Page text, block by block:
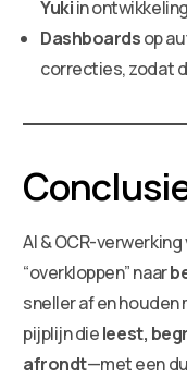
Yukiin
Dashboardsop
correcties, zodat
AI & OCR-
“overkloppen” naar
sneller af en
pijplijn dieleest,
afrondt—met een